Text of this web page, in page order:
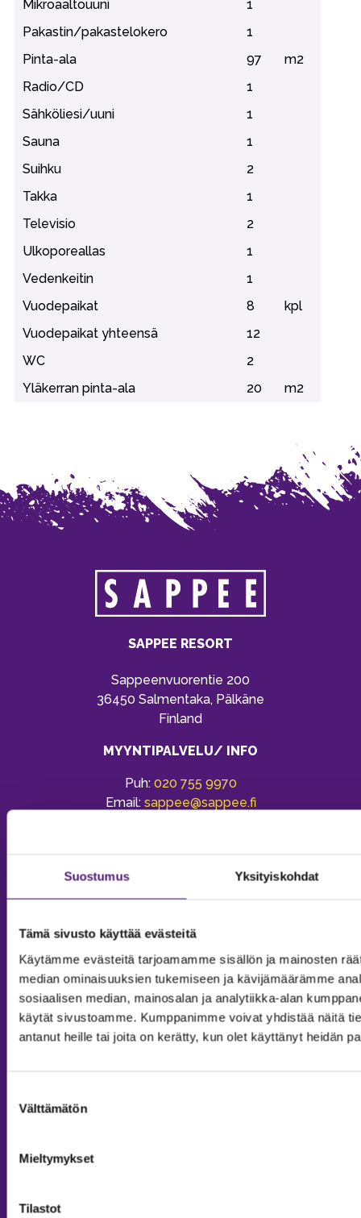
Suostumus Yksityiskohdat
Tämä sivusto käyttää evästeitä
Käytämme evästeitä tarjoamamme sisällön ja mainosten
median ominaisuuksien tukemiseen ja kävijämäärämme
sosiaalisen median, mainosalan ja analytiikka-alan
käytät sivustoamme. Kumppanimme voivat yhdistää näitä
antanut heille tai joita on kerätty, kun olet käyttänyt heidän
valinta
Välttämätön
Mieltymykset
Tilastot
Mikroaaltouuni
1
Pakastin/pakastelokero
1
Pinta-ala
97
m2
Radio/CD
1
Sähköliesi/uuni
1
Sauna
1
Suihku
2
Takka
1
Televisio
2
Ulkoporeallas
1
Vedenkeitin
1
Vuodepaikat
8
kpl
Vuodepaikat yhteensä
12
WC
2
Yläkerran pinta-ala
20 m2
SAPPEE RESORT
Sappeenvuorentie 200
36450 Salmentaka, Pälkäne
Finland
MYYNTIPALVELU/ INFO
Puh: 020 755 9970
Email: sappee@sappee.fi